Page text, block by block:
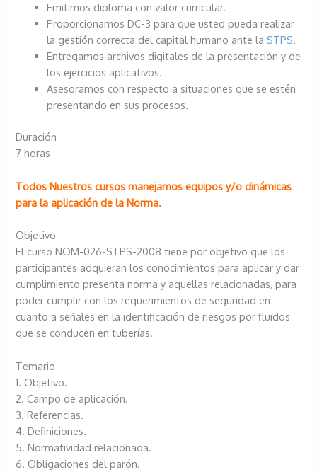
Emitimos diploma con valor curricular.
Proporcionamos DC-3 para que usted pueda realizar
la gestión correcta del capital humano ante la STPS.
Entregamos archivos digitales de la presentación y de
los ejercicios aplicativos.
Asesoramos con respecto a situaciones que se estén
presentando en sus procesos.
Duración
7 horas
Todos Nuestros cursos manejamos equipos y/o dinámicas
para la aplicación de la Norma.
Objetivo
El curso NOM-026-STPS-2008 tiene por objetivo que los
participantes adquieran los conocimientos para aplicar y dar
cumplimiento presenta norma y aquellas relacionadas, para
poder cumplir con los requerimientos de seguridad en
cuanto a señales en la identificación de riesgos por fluidos
que se conducen en tuberías.
Temario
1. Objetivo.
2. Campo de aplicación.
3. Referencias.
4. Definiciones.
5. Normatividad relacionada.
6. Obligaciones del parón.